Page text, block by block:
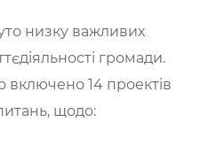
низку важливих
громади.
14 проектів
щодо: